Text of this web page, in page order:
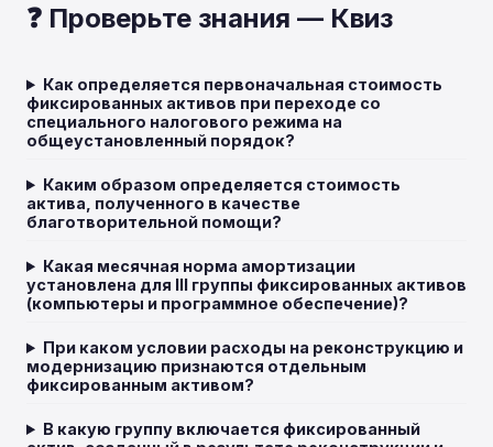
❓ Проверьте знания — Квиз
Как определяется первоначальная стоимость
фиксированных активов при переходе со
специального налогового режима на
общеустановленный порядок?
Каким образом определяется стоимость
актива, полученного в качестве
благотворительной помощи?
Какая месячная норма амортизации
установлена для III группы фиксированных активов
(компьютеры и программное обеспечение)?
При каком условии расходы на реконструкцию и
модернизацию признаются отдельным
фиксированным активом?
В какую группу включается фиксированный